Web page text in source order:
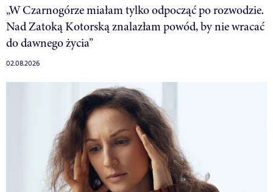
„W Czarnogórze miałam tylko odpocząć po rozwodzie.
Nad Zatoką Kotorską znalazłam powód, by nie wracać
do dawnego życia”
02.08.2026